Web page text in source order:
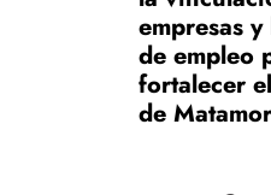
empresas
de empleo
fortalecer
de